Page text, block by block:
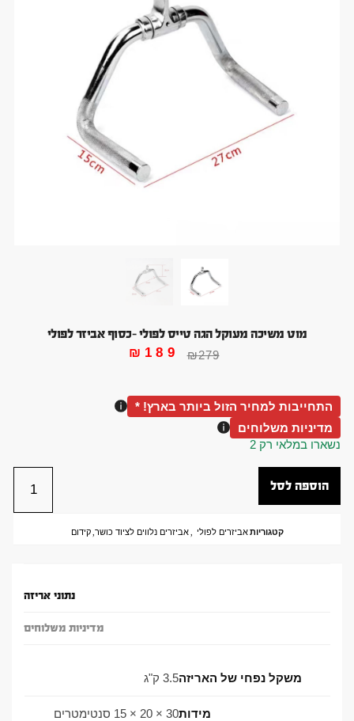
מוט משיכה מעוקל הגה טייס לפולי -כסוף אביזר לפולי
₪279
₪ 189
התחייבות למחיר הזול ביותר בארץ! *
מדיניות משלוחים
נשארו במלאי רק 2
הוספה לסל
קטגוריות אביזרים לפולי ,אביזרים נלווים לציוד כושר,קידום
נתוני אריזה
מדיניות משלוחים
משקל נפחי של האריזה3.5 ק"ג
מידות30 × 20 × 15 סנטימטרים